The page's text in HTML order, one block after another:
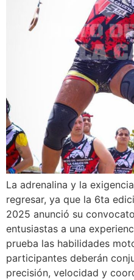
La adrenalina y la
regresar, ya que la 6ta
2025 anunció su
entusiastas a una
prueba las habilidades
participantes deberán
precisión, velocidad y